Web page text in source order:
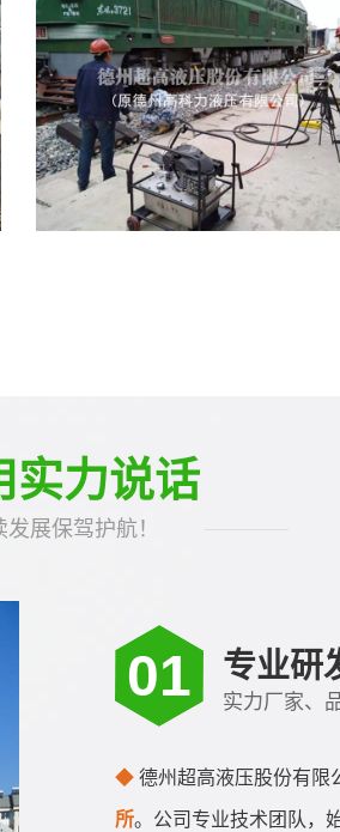
实力说话
展保驾护航！
01 专业研
实力厂家、
◆ 德州超高液压股份有限
所。公司专业技术团队，